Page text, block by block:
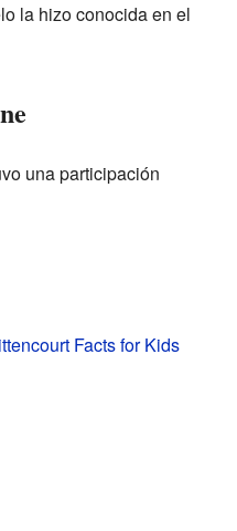
la hizo conocida en el
una participación
Facts for Kids